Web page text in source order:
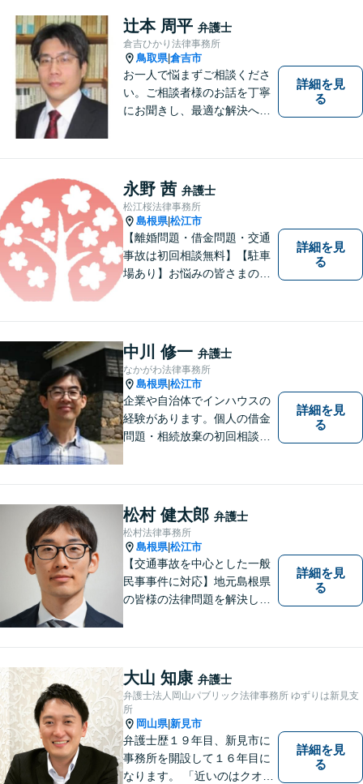
ている方も、お気軽にご相談
ください！【駐車場有】
辻本 周平 弁護士
倉吉ひかり法律事務所
鳥取県|倉吉市
お一人で悩まずご相談くださ
い。ご相談者様のお話を丁寧
にお聞きし、最適な解決へと
詳細を見
る
永野 茜 弁護士
松江桜法律事務所
島根県|松江市
【離婚問題・借金問題・交通
事故は初回相談無料】【駐車
場あり】お悩みの皆さまの気
いりたいと思います。丁寧な
説明で適切かつ迅速な解決を
目指します。
詳細を見
る
中川 修一 弁護士
なかがわ法律事務所
島根県|松江市
企業や自治体でインハウスの
経験があります。個人の借金
問題・相続放棄の初回相談
詳細を見
る
松村 健太郎 弁護士
松村法律事務所
島根県|松江市
【交通事故を中心とした一般
民事事件に対応】地元島根県
の皆様の法律問題を解決し、
決だけでなく、依頼者様一人
ひとりの心に寄り添ったサポ
ートを心がけております。ま
ずはお気軽にご相談くださ
い。
詳細を見
る
大山 知康 弁護士
弁護士法人岡山パブリック法律事務所 ゆずりは新見支
所
岡山県|新見市
弁護士歴１９年目、新見市に
事務所を開設して１６年目に
なります。 「近いのはクオリ
詳細を見
る